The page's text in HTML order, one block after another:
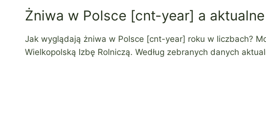
Żniwa w Polsce [cnt-year] a
Jak wyglądają żniwa w Polsce [cnt-year] roku w liczbach?
Wielkopolską Izbę Rolniczą. Według zebranych danych